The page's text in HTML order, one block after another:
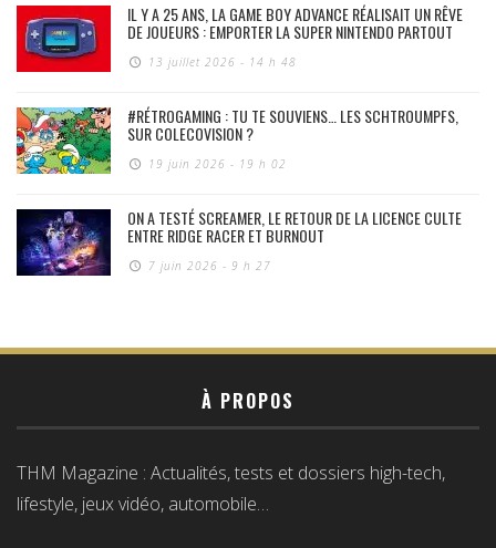
IL Y A 25 ANS, LA GAME BOY ADVANCE RÉALISAIT UN RÊVE
DE JOUEURS : EMPORTER LA SUPER NINTENDO PARTOUT
13 juillet 2026 - 14 h 48
#RÉTROGAMING : TU TE SOUVIENS… LES SCHTROUMPFS,
SUR COLECOVISION ?
19 juin 2026 - 19 h 02
ON A TESTÉ SCREAMER, LE RETOUR DE LA LICENCE CULTE
ENTRE RIDGE RACER ET BURNOUT
7 juin 2026 - 9 h 27
À PROPOS
THM Magazine : Actualités, tests et dossiers high-tech,
lifestyle, jeux vidéo, automobile…